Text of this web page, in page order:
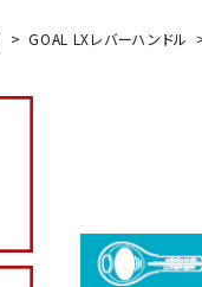
GOAL LXレバーハンドル